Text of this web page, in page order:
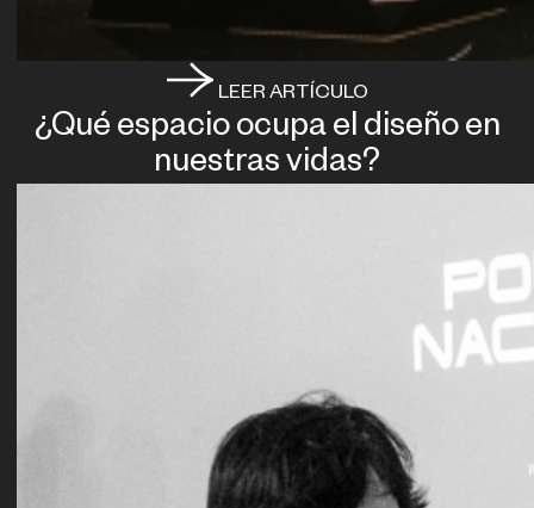
LEER ARTÍCULO
¿Qué espacio ocupa el diseño en
nuestras vidas?